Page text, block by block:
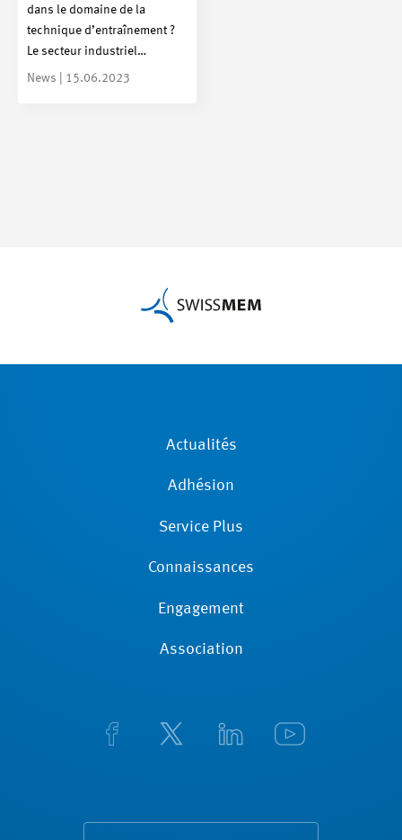
dans le domaine de la
technique d’entraînement ?
Le secteur industriel…
News | 15.06.2023
Actualités
Adhésion
Service Plus
Connaissances
Engagement
Association